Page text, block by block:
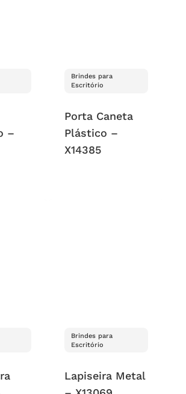
–
Brindes para
Escritório
Porta Caneta
Plástico –
X14385
Brindes para
Escritório
Lapiseira Metal